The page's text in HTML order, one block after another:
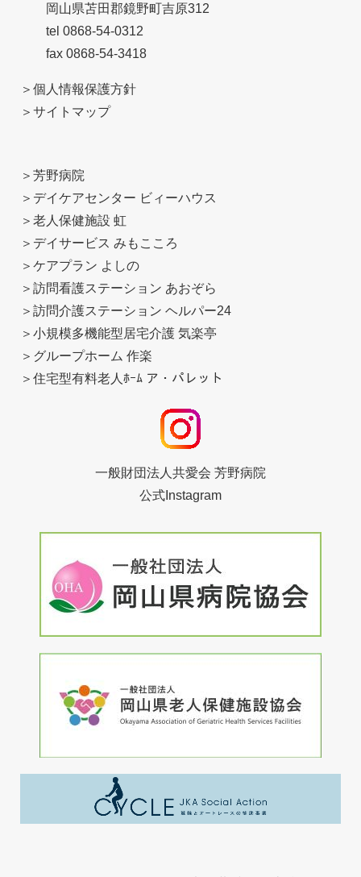
岡山県苫田郡鏡野町吉原312
tel 0868-54-0312
fax 0868-54-3418
＞ 個人情報保護方針
＞ サイトマップ
＞ 芳野病院
＞ デイケアセンター ビィーハウス
＞ 老人保健施設 虹
＞ デイサービス みもこころ
＞ ケアプラン よしの
＞ 訪問看護ステーション あおぞら
＞ 訪問介護ステーション ヘルパー24
＞ 小規模多機能型居宅介護 気楽亭
＞ グループホーム 作楽
＞ 住宅型有料老人ﾎｰﾑ ア・パレット
一般財団法人共愛会 芳野病院
公式Instagram